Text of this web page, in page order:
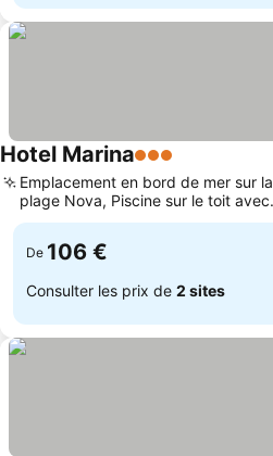
Hotel Marina3 Étoiles
Emplacement en bord de mer sur la
plage Nova, Piscine sur le toit avec
hydromassage
De 106 €
Consulter les prix de 2 sites